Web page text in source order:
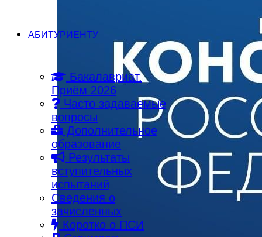
АБИТУРИЕНТУ
Бакалавриат.
Приём 2026
Часто задаваемые
вопросы
Дополнительное
образование
Результаты
вступительных
испытаний
Сведения о
зачисленных
Коротко о ПСИ